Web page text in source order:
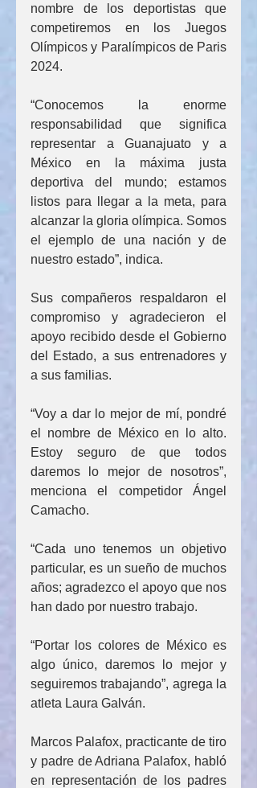
nombre de los deportistas que
competiremos en los Juegos
Olímpicos y Paralímpicos de Paris
2024.
“Conocemos la enorme
responsabilidad que significa
representar a Guanajuato y a
México en la máxima justa
deportiva del mundo; estamos
listos para llegar a la meta, para
alcanzar la gloria olímpica. Somos
el ejemplo de una nación y de
nuestro estado”, indica.
Sus compañeros respaldaron el
compromiso y agradecieron el
apoyo recibido desde el Gobierno
del Estado, a sus entrenadores y
a sus familias.
“Voy a dar lo mejor de mí, pondré
el nombre de México en lo alto.
Estoy seguro de que todos
daremos lo mejor de nosotros”,
menciona el competidor Ángel
Camacho.
“Cada uno tenemos un objetivo
particular, es un sueño de muchos
años; agradezco el apoyo que nos
han dado por nuestro trabajo.
“Portar los colores de México es
algo único, daremos lo mejor y
seguiremos trabajando”, agrega la
atleta Laura Galván.
Marcos Palafox, practicante de tiro
y padre de Adriana Palafox, habló
en representación de los padres